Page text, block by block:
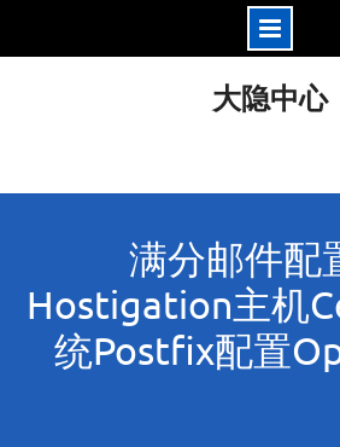
大隐中心
满分邮件配
Hostigation主机
统Postfix配置